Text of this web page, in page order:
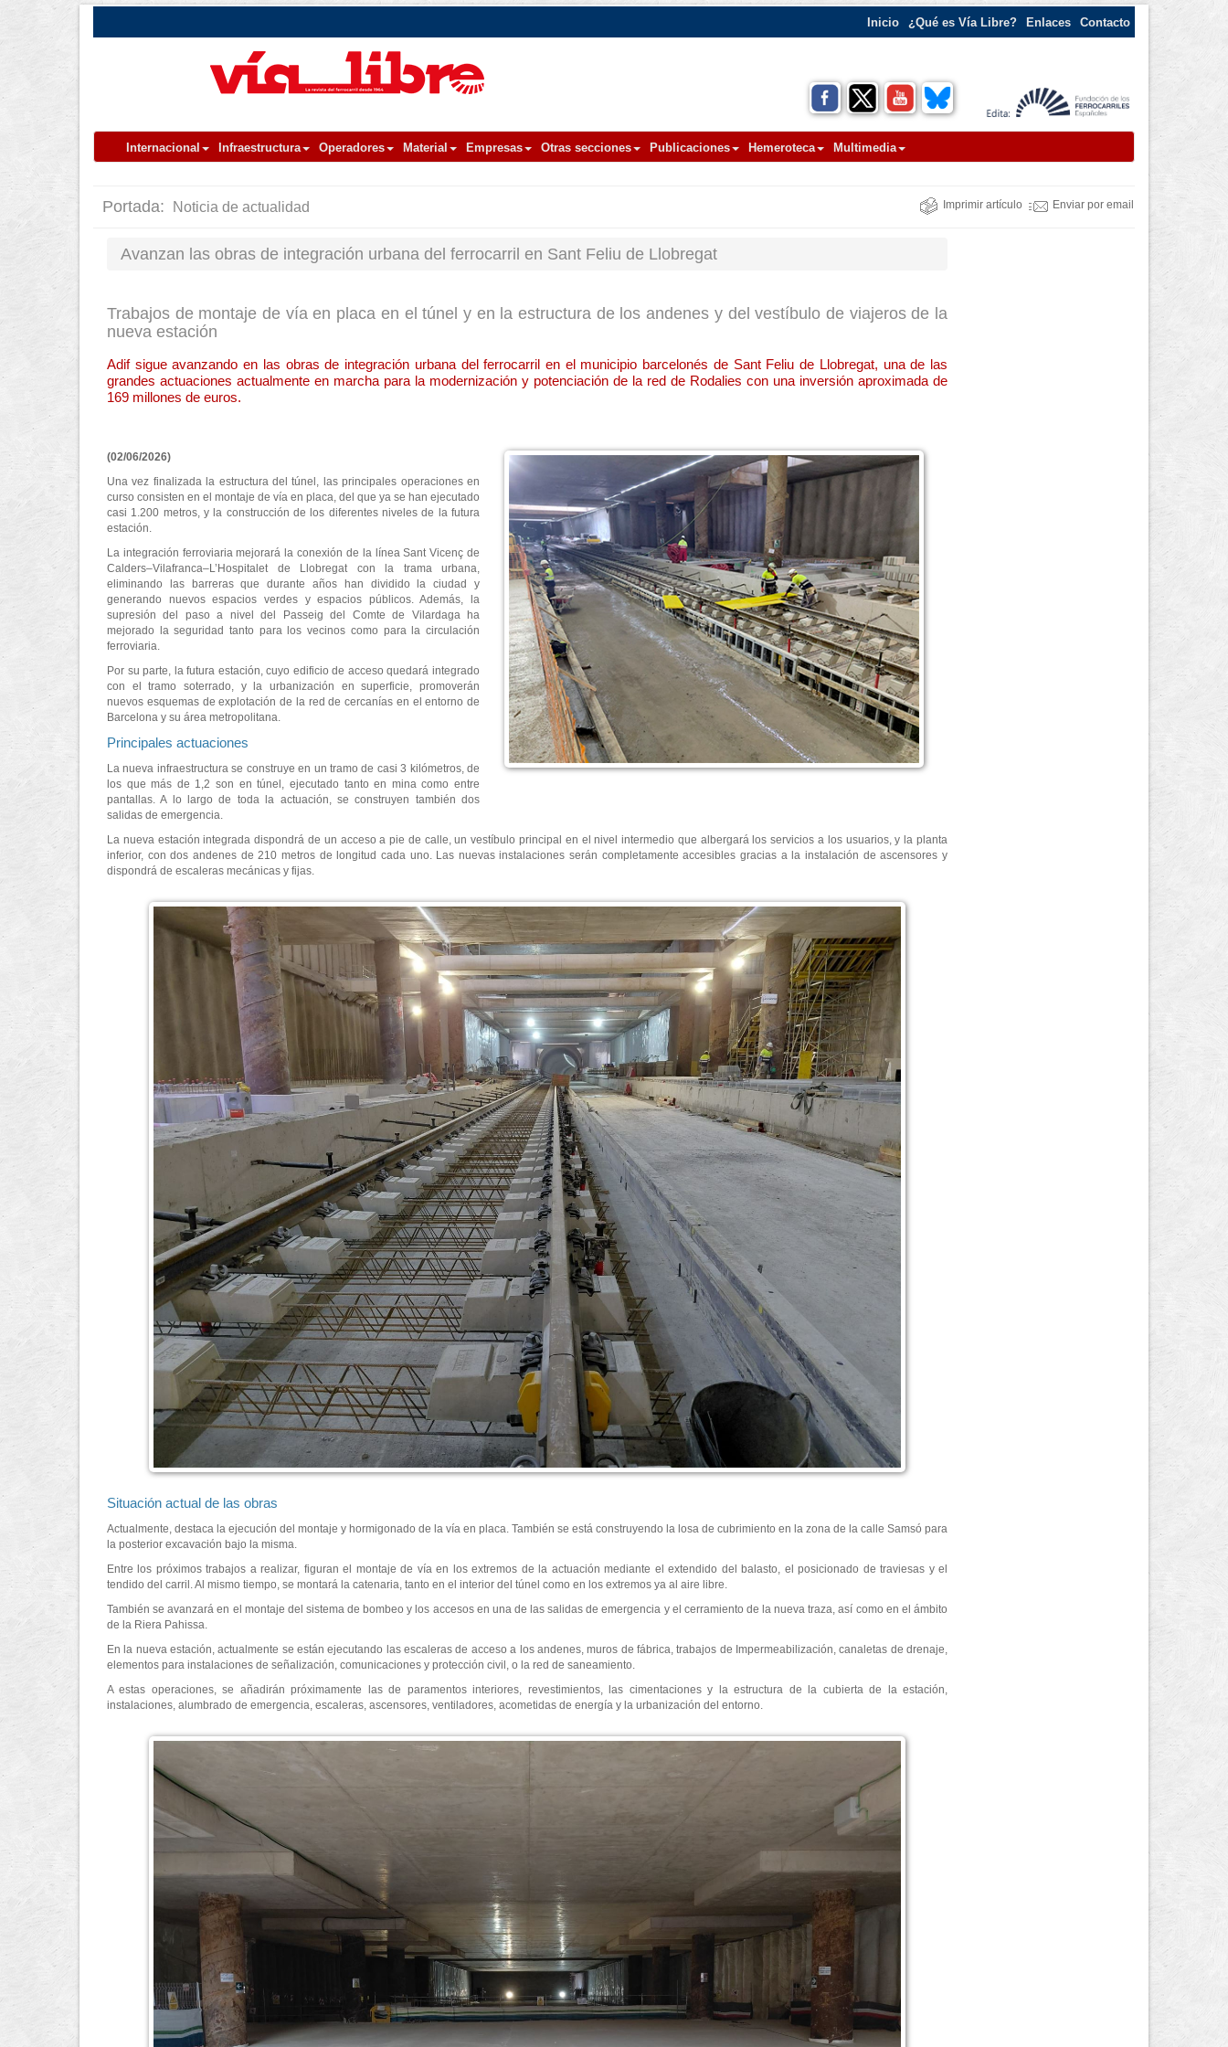
Inicio ¿Qué es Vía Libre? Enlaces Contacto
Internacional Infraestructura Operadores Material Empresas Otras secciones Publicaciones Hemeroteca Multimedia
Portada: Noticia de actualidad Imprimir artículo Enviar por email
Avanzan las obras de integración urbana del ferrocarril en Sant Feliu de Llobregat
Trabajos de montaje de vía en placa en el túnel y en la estructura de los andenes y del vestíbulo de viajeros de la
nueva estación
Adif sigue avanzando en las obras de integración urbana del ferrocarril en el municipio barcelonés de Sant Feliu de Llobregat, una de las
grandes actuaciones actualmente en marcha para la modernización y potenciación de la red de Rodalies con una inversión aproximada de
169 millones de euros.
(02/06/2026)
Una vez finalizada la estructura del túnel, las principales operaciones en
curso consisten en el montaje de vía en placa, del que ya se han ejecutado
casi 1.200 metros, y la construcción de los diferentes niveles de la futura
estación.
La integración ferroviaria mejorará la conexión de la línea Sant Vicenç de
Calders–Vilafranca–L’Hospitalet de Llobregat con la trama urbana,
eliminando las barreras que durante años han dividido la ciudad y
generando nuevos espacios verdes y espacios públicos. Además, la
supresión del paso a nivel del Passeig del Comte de Vilardaga ha
mejorado la seguridad tanto para los vecinos como para la circulación
ferroviaria.
Por su parte, la futura estación, cuyo edificio de acceso quedará integrado
con el tramo soterrado, y la urbanización en superficie, promoverán
nuevos esquemas de explotación de la red de cercanías en el entorno de
Barcelona y su área metropolitana.
Principales actuaciones
La nueva infraestructura se construye en un tramo de casi 3 kilómetros, de
los que más de 1,2 son en túnel, ejecutado tanto en mina como entre
pantallas. A lo largo de toda la actuación, se construyen también dos
salidas de emergencia.
La nueva estación integrada dispondrá de un acceso a pie de calle, un vestíbulo principal en el nivel intermedio que albergará los servicios a los usuarios, y la planta
inferior, con dos andenes de 210 metros de longitud cada uno. Las nuevas instalaciones serán completamente accesibles gracias a la instalación de ascensores y
dispondrá de escaleras mecánicas y fijas.
Situación actual de las obras
Actualmente, destaca la ejecución del montaje y hormigonado de la vía en placa. También se está construyendo la losa de cubrimiento en la zona de la calle Samsó para
la posterior excavación bajo la misma.
Entre los próximos trabajos a realizar, figuran el montaje de vía en los extremos de la actuación mediante el extendido del balasto, el posicionado de traviesas y el
tendido del carril. Al mismo tiempo, se montará la catenaria, tanto en el interior del túnel como en los extremos ya al aire libre.
También se avanzará en el montaje del sistema de bombeo y los accesos en una de las salidas de emergencia y el cerramiento de la nueva traza, así como en el ámbito
de la Riera Pahissa.
En la nueva estación, actualmente se están ejecutando las escaleras de acceso a los andenes, muros de fábrica, trabajos de Impermeabilización, canaletas de drenaje,
elementos para instalaciones de señalización, comunicaciones y protección civil, o la red de saneamiento.
A estas operaciones, se añadirán próximamente las de paramentos interiores, revestimientos, las cimentaciones y la estructura de la cubierta de la estación,
instalaciones, alumbrado de emergencia, escaleras, ascensores, ventiladores, acometidas de energía y la urbanización del entorno.